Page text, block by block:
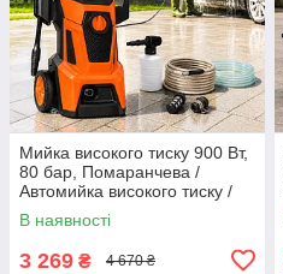
Мийка високого тиску 900 Вт,
80 бар, Помаранчева /
Автомийка високого тиску /
Міні мийка / Мийка для
машини
В наявності
3 269 ₴ 4 670 ₴